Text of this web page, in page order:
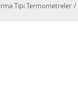
Tipi Termometreler